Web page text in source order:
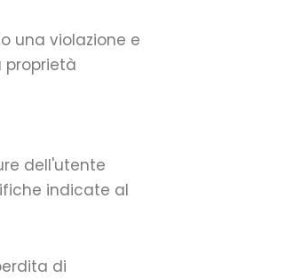
una violazione e
proprietà
dell'utente
indicate al
di